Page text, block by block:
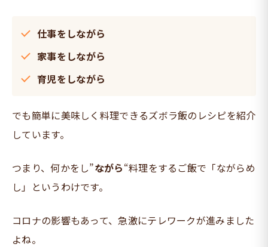
仕事をしながら
家事をしながら
育児をしながら
でも簡単に美味しく料理できるズボラ飯のレシピを紹介
しています。
つまり、何かをし”ながら“料理をするご飯で「ながらめ
し」というわけです。
コロナの影響もあって、急激にテレワークが進みました
よね。